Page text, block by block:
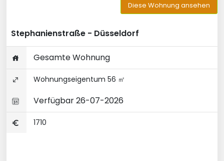
Diese Wohnung ansehen
Stephanienstraße - Düsseldorf
Gesamte Wohnung
Wohnungseigentum 56 ㎡
Verfügbar 26-07-2026
1710